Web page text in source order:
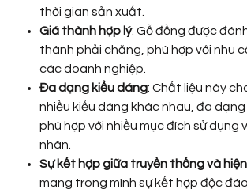
thời gian sản xuất.
Giá thành hợp lý: Gỗ đồng được
thành phải chăng, phù hợp với nhu
các doanh nghiệp.
Đa dạng kiểu dáng: Chất liệu này
nhiều kiểu dáng khác nhau, đa dạng
phù hợp với nhiều mục đích sử dụng
nhân.
Sự kết hợp giữa truyền thống và
mang trong mình sự kết hợp độc